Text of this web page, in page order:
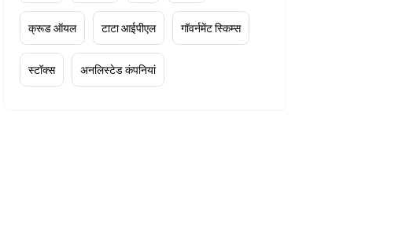
क्रूड ऑयल टाटा आईपीएल गॉवर्नमेंट स्किम्स
स्टॉक्स अनलिस्टेड कंपनियां